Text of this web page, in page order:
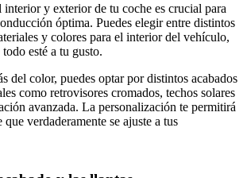
y exterior de tu coche es crucial para
óptima. Puedes elegir entre distintos
y colores para el interior del vehículo,
esté a tu gusto.
del color, puedes optar por distintos acabados
como retrovisores cromados, techos solares
avanzada. La personalización te permitirá
verdaderamente se ajuste a tus